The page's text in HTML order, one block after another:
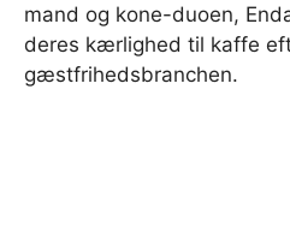
mand og kone-duoen,
deres kærlighed til kaffe
gæstfrihedsbranchen.